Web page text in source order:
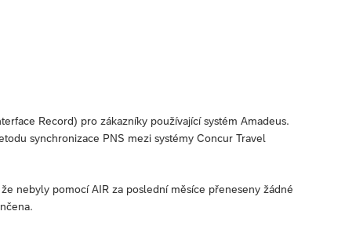
Record) pro zákazníky používající systém Amadeus.
synchronizace PNS mezi systémy Concur Travel
nebyly pomocí AIR za poslední měsíce přeneseny žádné